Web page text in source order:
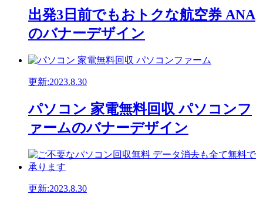
出発3日前でもおトクな航空券 ANA
のバナーデザイン
更新:2023.8.30
パソコン 家電無料回収 パソコンフ
ァームのバナーデザイン
更新:2023.8.30